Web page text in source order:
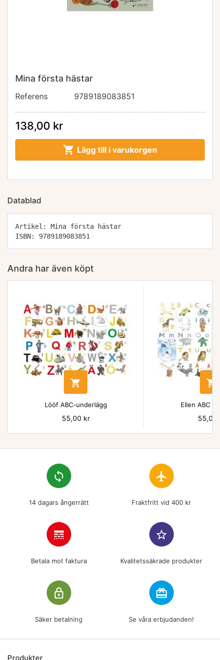
Mina första hästar
Referens 9789189083851
138,00 kr
 Lägg till i varukorgen
Datablad
Artikel: Mina första hästar
ISBN: 9789189083851
Andra har även köpt

Lööf ABC-underlägg
Pris
55,00 kr

Ellen ABC
Pris
55,00
loop
14 dagars ångerrätt
flight
Fraktfritt vid 400 kr
line_style
Betala mot faktura
star_border
Kvalitetssäkrade produkter
lock_outline
Säker betalning
redeem
Se våra erbjudanden!
Produkter